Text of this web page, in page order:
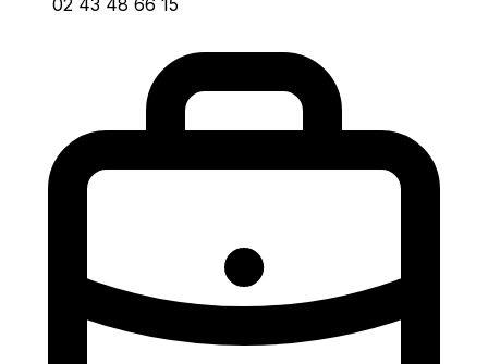
02 43 48 66 15